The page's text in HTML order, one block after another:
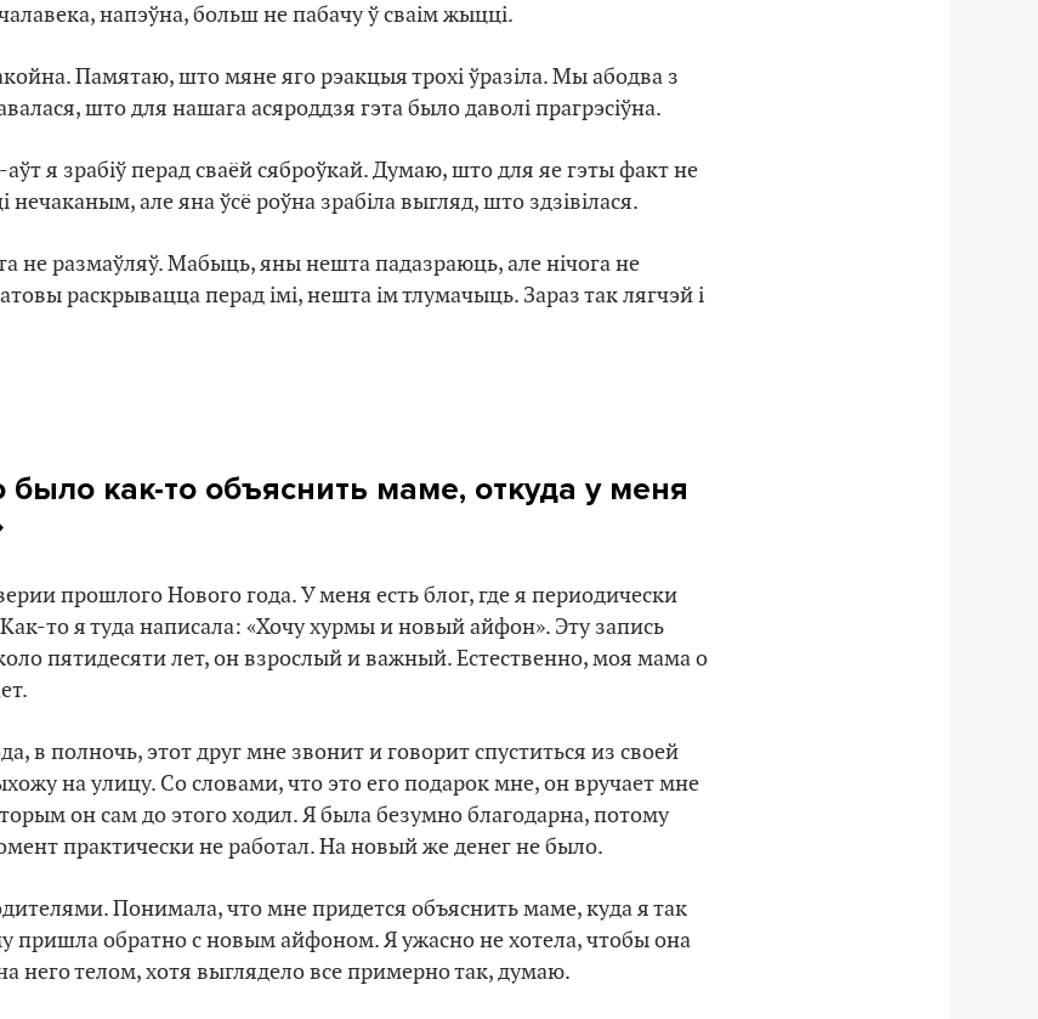
напэўна, больш не пабачу ў сваім жыцці.
Памятаю, што мяне яго рэакцыя трохі ўразіла. Мы абодва з
што для нашага асяроддзя гэта было даволі прагрэсіўна.
я зрабіў перад сваёй сяброўкай. Думаю, што для яе гэты факт не
нечаканым, але яна ўсё роўна зрабіла выгляд, што здзівілася.
не размаўляў. Мабыць, яны нешта падазраюць, але нічога не
раскрывацца перад імі, нешта ім тлумачыць. Зараз так лягчэй і
было как-то объяснить маме, откуда у меня
прошлого Нового года. У меня есть блог, где я периодически
то я туда написала: «Хочу хурмы и новый айфон». Эту запись
пятидесяти лет, он взрослый и важный. Естественно, моя мама о
в полночь, этот друг мне звонит и говорит спуститься из своей
на улицу. Со словами, что это его подарок мне, он вручает мне
он сам до этого ходил. Я была безумно благодарна, потому
практически не работал. На новый же денег не было.
Понимала, что мне придется объяснить маме, куда я так
пришла обратно с новым айфоном. Я ужасно не хотела, чтобы она
него телом, хотя выглядело все примерно так, думаю.